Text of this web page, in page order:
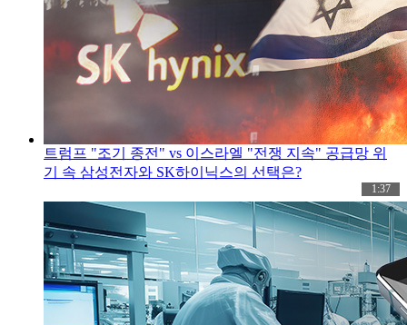
트럼프 "조기 종전" vs 이스라엘 "전쟁 지속" 공급망 위
기 속 삼성전자와 SK하이닉스의 선택은?
1:37